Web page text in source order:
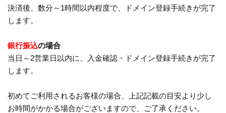
決済後、数分～1時間以内程度で、ドメイン登録手続きが完了
します。
銀行振込の場合
当日～2営業日以内に、入金確認・ドメイン登録手続きが完了
します。
初めてご利用されるお客様の場合、上記記載の目安より少し
お時間がかかる場合がございますので、ご了承ください。